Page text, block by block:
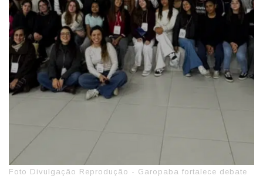
Foto Divulgação Reprodução - Garopaba fortalece debate